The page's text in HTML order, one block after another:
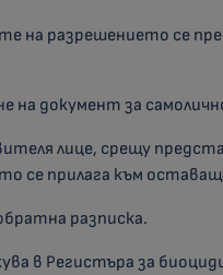
на разрешението се
на документ за
лице, срещу
се прилага към
разписка.
в Регистъра за